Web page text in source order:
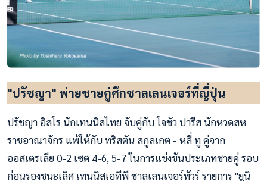
"ปรัชญา" พ่ายชายคู่ศึกชาลเลนเจอร์ที่ญี่ปุ่น
ปรัชญา อิสโร นักเทนนิสไทย จับคู่กับ โจชัว ปารีส นักหวดสห
ราชอาณาจักร แพ้ให้กับ ทริสตัน สกูลเกต - หลี่ ทู คู่จาก
ออสเตรเลีย 0-2 เซต 4-6, 5-7 ในการแข่งขันประเภทชายคู่ รอบ
ก่อนรองชนะเลิศ เทนนิสเอทีพี ชาลเลนเจอร์ทัวร์ รายการ "ยูนิ